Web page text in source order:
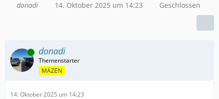
donadi 14. Oktober 2025 um 14:23 Geschlossen
Online donadi
MÄZEN
14. Oktober 2025 um 14:23